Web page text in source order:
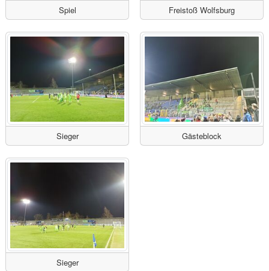
Spiel Freistoß Wolfsburg
Sieger Gästeblock
Sieger